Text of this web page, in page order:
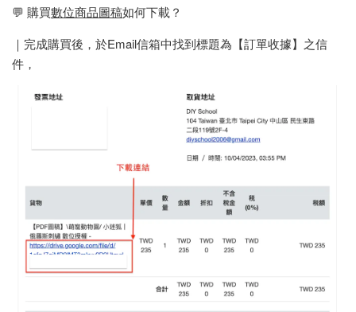
💬 購買數位商品圖稿如何下載？
｜完成購買後，於Email信箱中找到標題為【訂單收據】之信
件，